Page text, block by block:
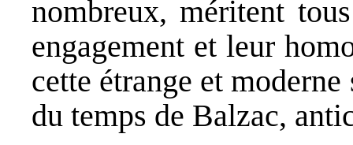
nombreux, méritent
engagement et leur
cette étrange et
du temps de Balzac,